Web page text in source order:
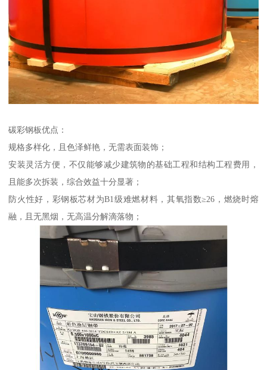
碳彩钢板优点：
规格多样化，且色泽鲜艳，无需表面装饰；
安装灵活方便，不仅能够减少建筑物的基础工程和结构工程费用，
且能多次拆装，综合效益十分显著；
防火性好，彩钢板芯材为B1级难燃材料，其氧指数≥26，燃烧时熔
融，且无黑烟，无高温分解滴落物；